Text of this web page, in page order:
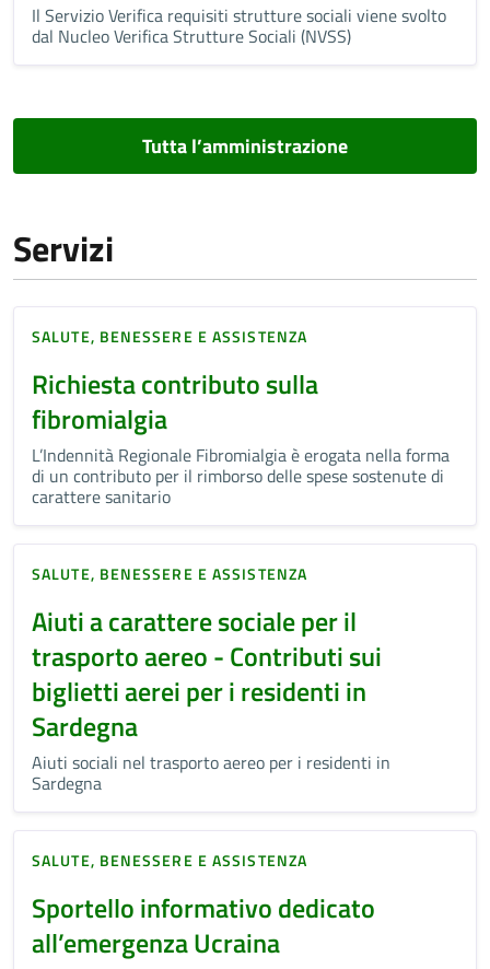
Il Servizio Verifica requisiti strutture sociali viene svolto
dal Nucleo Verifica Strutture Sociali (NVSS)
Tutta l’amministrazione
Servizi
SALUTE, BENESSERE E ASSISTENZA
Richiesta contributo sulla
fibromialgia
L’Indennità Regionale Fibromialgia è erogata nella forma
di un contributo per il rimborso delle spese sostenute di
carattere sanitario
SALUTE, BENESSERE E ASSISTENZA
Aiuti a carattere sociale per il
trasporto aereo - Contributi sui
biglietti aerei per i residenti in
Sardegna
Aiuti sociali nel trasporto aereo per i residenti in
Sardegna
SALUTE, BENESSERE E ASSISTENZA
Sportello informativo dedicato
all’emergenza Ucraina